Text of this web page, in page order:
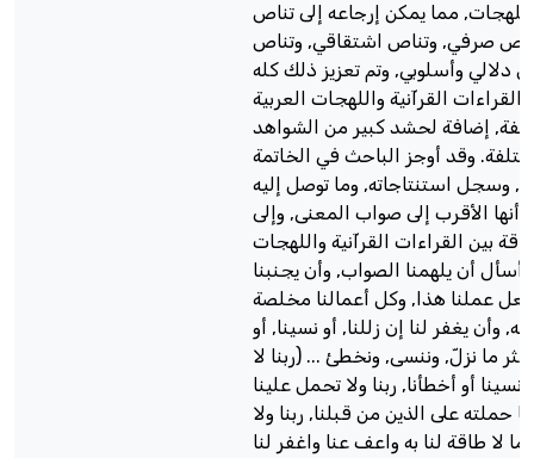
مما يمكن إرجاعه إلى تناص
صرفي, وتناص اشتقاقي, وتناص
دلالي وأسلوبي, وتم تعزيز ذلك كله
القراءات القرآنية واللهجات العربية
إضافة لحشد كبير من الشواهد
وقد أوجز الباحث في الخاتمة
وسجل استنتاجاته, وما توصل إليه
أنها الأقرب إلى صواب المعنى, وإلى
بين القراءات القرآنية واللهجات
أسأل أن يلهمنا الصواب, وأن يجنبنا
عملنا هذا, وكل أعمالنا مخلصة
وأن يغفر لنا إن زللنا, أو نسينا, أو
ما نزلّ, وننسى, ونخطئ ... (ربنا لا
نسينا أو أخطأنا, ربنا ولا تحمل علينا
حملته على الذين من قبلنا, ربنا ولا
ما لا طاقة لنا به واعف عنا واغفر لنا